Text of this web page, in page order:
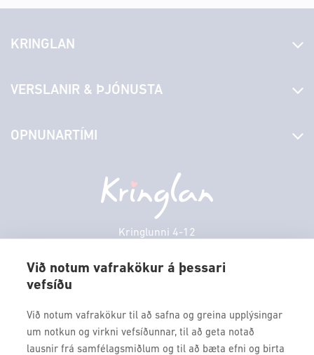
Við notum vafrakökur á þessari
vefsíðu
Við notum vafrakökur til að safna og greina upplýsingar
um notkun og virkni vefsíðunnar, til að geta notað
lausnir frá samfélagsmiðlum og til að bæta efni og birta
Kringlunni 4-12
kringlan@kringlan.is
KRINGLAN
Laus störf
Hafðu samband
Persónuverndarstefna
VERSLANIR & ÞJÓNUSTA
Borgarbókasafn
Borgarleikhúsið
Ævintýraland
OPNUNARTÍMI
Fimmtudagur